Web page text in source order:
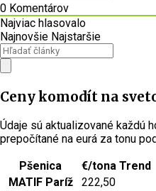
0 Komentárov
Najviac hlasovalo
Najnovšie Najstaršie
Ceny komodít na
Údaje sú aktualizované každú
prepočítané na eurá za tonu
Pšenica
€/tona Trend
MATIF Paríž
222,50